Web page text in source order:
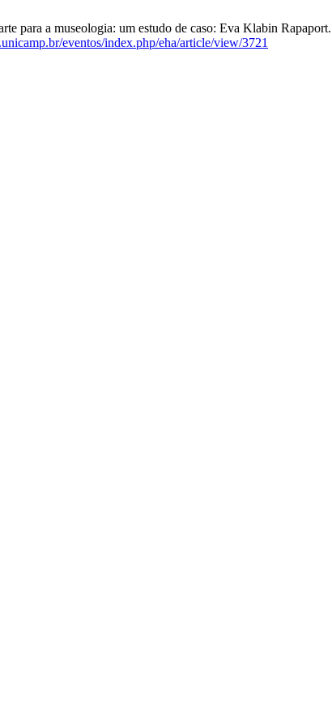
para a museologia: um estudo de caso: Eva Klabin
eventos/index.php/eha/article/view/3721